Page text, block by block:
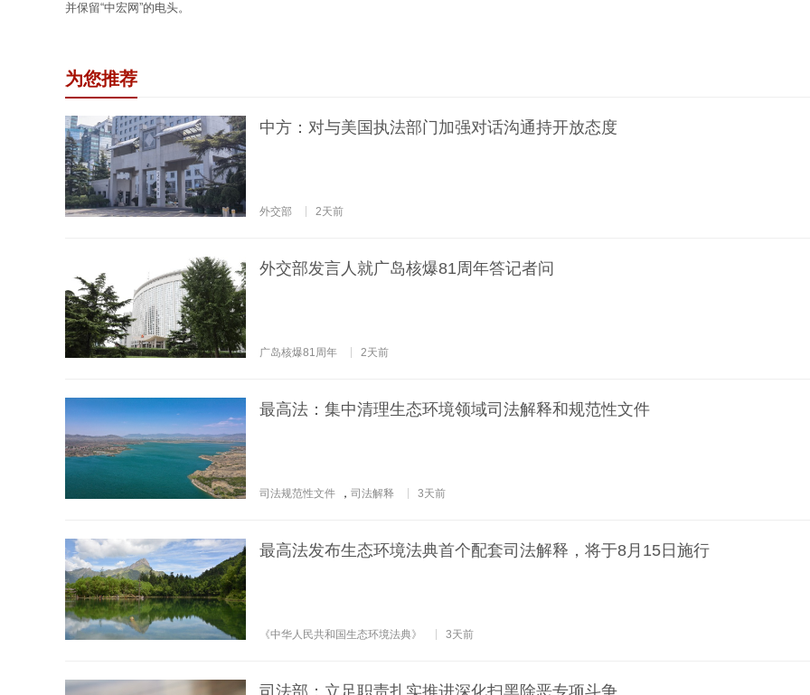
并保留“中宏网”的电头。
为您推荐
中方：对与美国执法部门加强对话沟通持开放态度
外交部 2天前
外交部发言人就广岛核爆81周年答记者问
广岛核爆81周年 2天前
最高法：集中清理生态环境领域司法解释和规范性文件
司法规范性文件 ， 司法解释 3天前
最高法发布生态环境法典首个配套司法解释，将于8月15日施行
《中华人民共和国生态环境法典》 3天前
司法部：立足职责扎实推进深化扫黑除恶专项斗争